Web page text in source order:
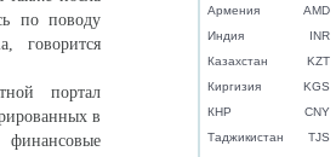
Армения
AMD
Индия
INR
Казахстан
KZT
Киргизия
KGS
КНР
CNY
Таджикистан
TJS
по поводу
говорится
портал
в